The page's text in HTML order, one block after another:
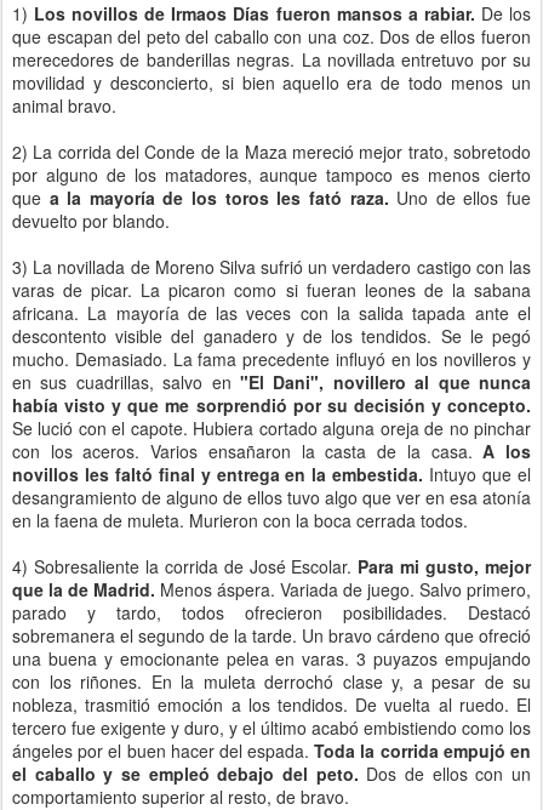
1) Los novillos de Irmaos Días fueron mansos a rabiar. De los
que escapan del peto del caballo con una coz. Dos de ellos fueron
merecedores de banderillas negras. La novillada entretuvo por su
movilidad y desconcierto, si bien aquello era de todo menos un
animal bravo.
2) La corrida del Conde de la Maza mereció mejor trato, sobretodo
por alguno de los matadores, aunque tampoco es menos cierto
que a la mayoría de los toros les fató raza. Uno de ellos fue
devuelto por blando.
3) La novillada de Moreno Silva sufrió un verdadero castigo con las
varas de picar. La picaron como si fueran leones de la sabana
africana. La mayoría de las veces con la salida tapada ante el
descontento visible del ganadero y de los tendidos. Se le pegó
mucho. Demasiado. La fama precedente influyó en los novilleros y
en sus cuadrillas, salvo en "El Dani", novillero al que nunca
había visto y que me sorprendió por su decisión y concepto.
Se lució con el capote. Hubiera cortado alguna oreja de no pinchar
con los aceros. Varios ensañaron la casta de la casa.A los
novillos les faltó final y entrega en la embestida. Intuyo que el
desangramiento de alguno de ellos tuvo algo que ver en esa atonía
en la faena de muleta. Murieron con la boca cerrada todos.
4) Sobresaliente la corrida de José Escolar. Para mi gusto, mejor
que la de Madrid. Menos áspera. Variada de juego. Salvo primero,
parado y tardo, todos ofrecieron posibilidades. Destacó
sobremanera el segundo de la tarde. Un bravo cárdeno que ofreció
una buena y emocionante pelea en varas. 3 puyazos empujando
con los riñones. En la muleta derrochó clase y, a pesar de su
nobleza, trasmitió emoción a los tendidos. De vuelta al ruedo. El
tercero fue exigente y duro, y el último acabó embistiendo como los
ángeles por el buen hacer del espada.Toda la corrida empujó en
el caballo y se empleó debajo del peto. Dos de ellos con un
comportamiento superior al resto, de bravo.